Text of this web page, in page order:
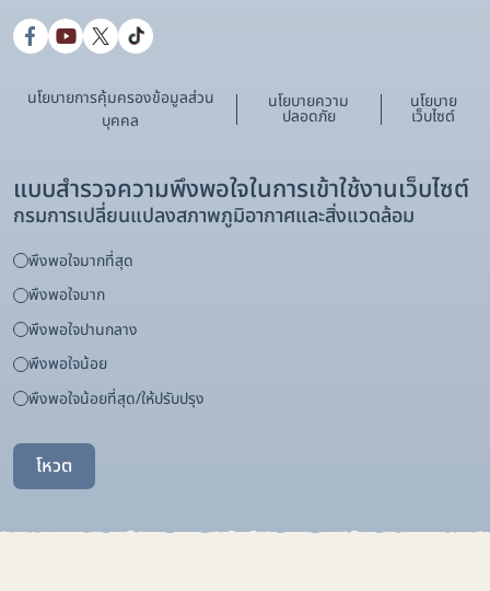
นโยบายการคุ้มครองข้อมูลส่วน
บุคคล
นโยบายความ
ปลอดภัย
นโยบาย
เว็บไซต์
แบบสำรวจความพึงพอใจในการเข้าใช้งานเว็บไซต์
กรมการเปลี่ยนแปลงสภาพภูมิอากาศและสิ่งแวดล้อม
พึงพอใจมากที่สุด
พึงพอใจมาก
พึงพอใจปานกลาง
พึงพอใจน้อย
พึงพอใจน้อยที่สุด/ให้ปรับปรุง
โหวต